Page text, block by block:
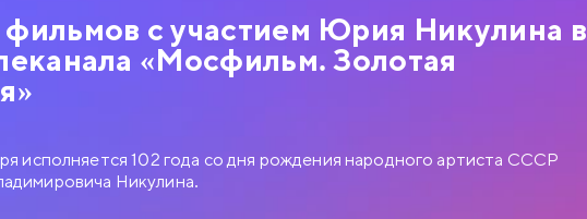
с участием Юрия Никулина в
«Мосфильм. Золотая
исполняется 102 года со дня рождения народного артиста СССР
Никулина.